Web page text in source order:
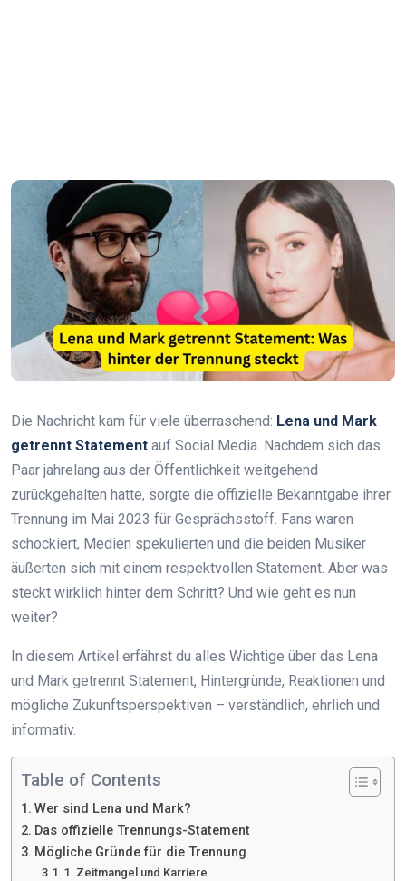
Die Nachricht kam für viele überraschend: Lena und Mark
getrennt Statement auf Social Media. Nachdem sich das
Paar jahrelang aus der Öffentlichkeit weitgehend
zurückgehalten hatte, sorgte die offizielle Bekanntgabe ihrer
Trennung im Mai 2023 für Gesprächsstoff. Fans waren
schockiert, Medien spekulierten und die beiden Musiker
äußerten sich mit einem respektvollen Statement. Aber was
steckt wirklich hinter dem Schritt? Und wie geht es nun
weiter?
In diesem Artikel erfährst du alles Wichtige über das Lena
und Mark getrennt Statement, Hintergründe, Reaktionen und
mögliche Zukunftsperspektiven – verständlich, ehrlich und
informativ.
Table of Contents
Wer sind Lena und Mark?
Das offizielle Trennungs-Statement
Mögliche Gründe für die Trennung
1. Zeitmangel und Karriere